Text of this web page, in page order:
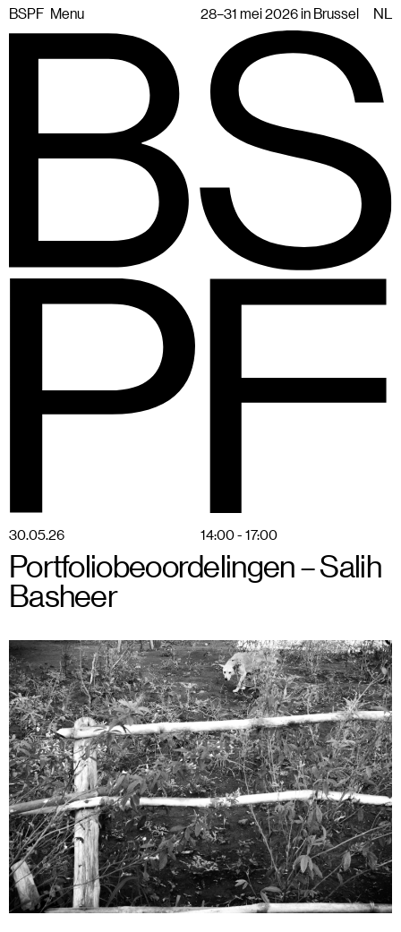
BSPF Menu 28–31 mei 2026 in Brussel NL
BSPF Menu 28–31 mei 2026 in Brussel
30.05.26 14:00 - 17:00
Portfoliobeoordelingen – Salih
Basheer